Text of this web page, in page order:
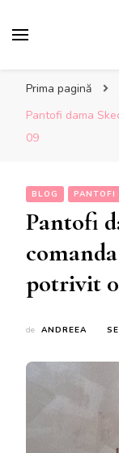
Prima pagină
Pantofi dama
09
BLOG PANTOFI
Pantofi
potrivit
de ANDREEA